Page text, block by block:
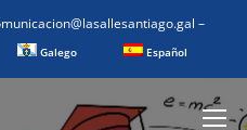
–
Galego Español